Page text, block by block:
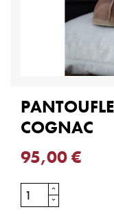
COGNAC
95,00 €